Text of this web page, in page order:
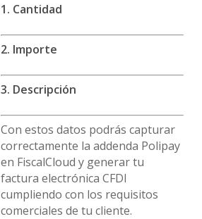
1. Cantidad
2. Importe
3. Descripción
Con estos datos podrás capturar
correctamente la addenda Polipay
en FiscalCloud y generar tu
factura electrónica CFDI
cumpliendo con los requisitos
comerciales de tu cliente.